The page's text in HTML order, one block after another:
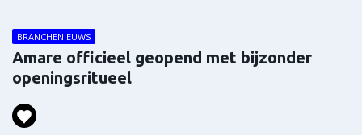
BRANCHENIEUWS
Amare officieel geopend met bijzonder
openingsritueel